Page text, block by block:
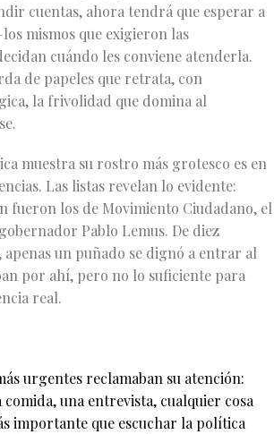
cuentas, ahora tendrá que esperar a
mismos que exigieron las
cuándo les conviene atenderla.
de papeles que retrata, con
la frivolidad que domina al
muestra su rostro más grotesco es en
Las listas revelan lo evidente:
fueron los de Movimiento Ciudadano, el
Pablo Lemus. De diez
apenas un puñado se dignó a entrar al
por ahí, pero no lo suficiente para
real.
urgentes reclamaban su atención:
una entrevista, cualquier cosa
importante que escuchar la política